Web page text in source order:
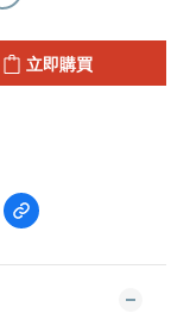
立即購買